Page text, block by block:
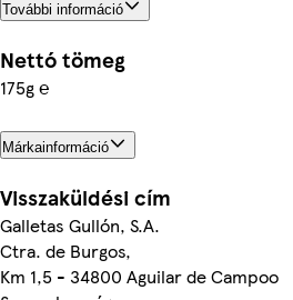
További információ
Nettó tömeg
175g ℮
Márkainformáció
Visszaküldési cím
Galletas Gullón, S.A.
Ctra. de Burgos,
Km 1,5 - 34800 Aguilar de Campoo